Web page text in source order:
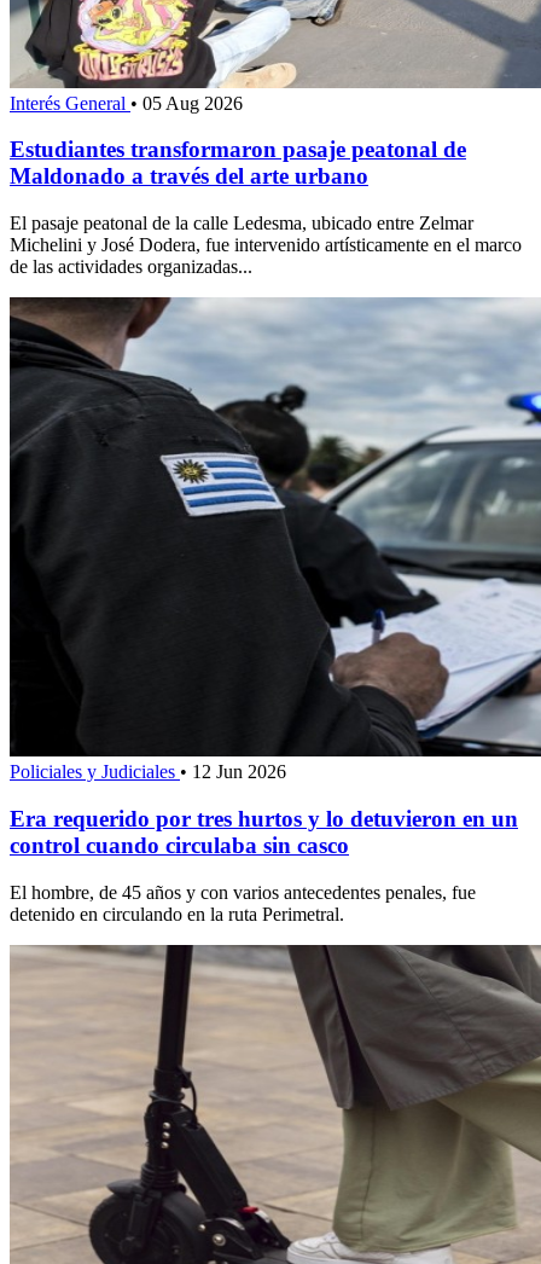
Interés General • 05 Aug 2026
Estudiantes transformaron pasaje peatonal de
Maldonado a través del arte urbano
El pasaje peatonal de la calle Ledesma, ubicado entre Zelmar
Michelini y José Dodera, fue intervenido artísticamente en el marco
de las actividades organizadas...
Policiales y Judiciales • 12 Jun 2026
Era requerido por tres hurtos y lo detuvieron en un
control cuando circulaba sin casco
El hombre, de 45 años y con varios antecedentes penales, fue
detenido en circulando en la ruta Perimetral.